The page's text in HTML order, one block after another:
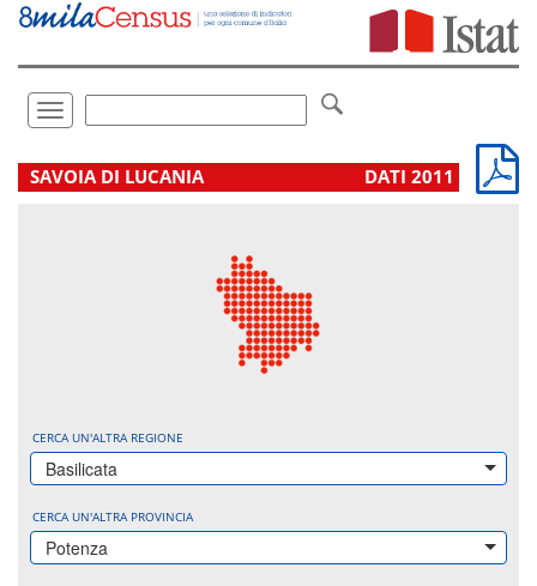
Vai
direttamente
Toggle
navigation
.
SAVOIA DI LUCANIA DATI 2011
CERCA UN'ALTRA REGIONE
Basilicata
CERCA UN'ALTRA PROVINCIA
Potenza